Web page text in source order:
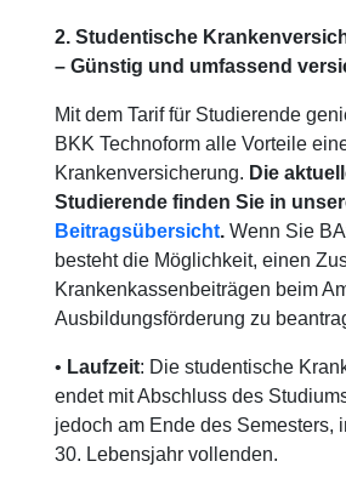
2. Studentische
– Günstig und umfassend
Mit dem Tarif für Studierende
BKK Technoform alle Vorteile
Krankenversicherung. Die
Studierende finden Sie in
Beitragsübersicht. Wenn Sie
besteht die Möglichkeit, einen
Krankenkassenbeiträgen beim
Ausbildungsförderung zu
• Laufzeit: Die studentische
endet mit Abschluss des
jedoch am Ende des Semesters,
30. Lebensjahr vollenden.